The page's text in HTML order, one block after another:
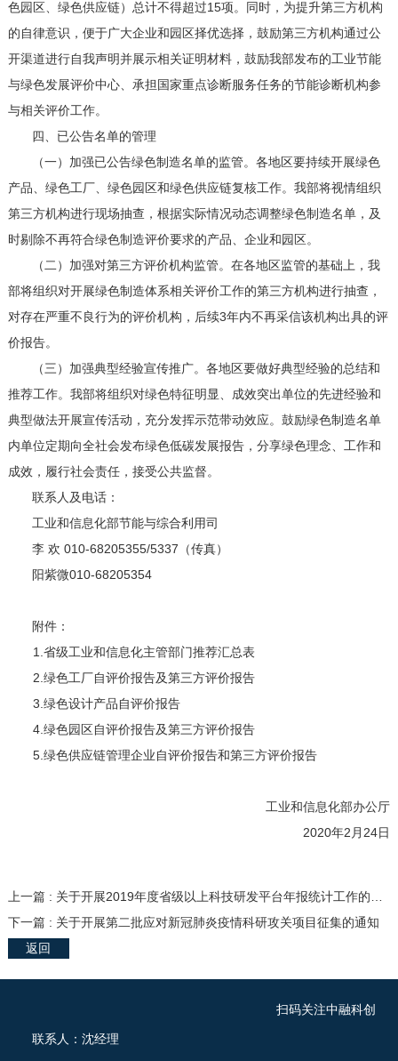
色园区、绿色供应链）总计不得超过15项。同时，为提升第三方机构
的自律意识，便于广大企业和园区择优选择，鼓励第三方机构通过公
开渠道进行自我声明并展示相关证明材料，鼓励我部发布的工业节能
与绿色发展评价中心、承担国家重点诊断服务任务的节能诊断机构参
与相关评价工作。
四、已公告名单的管理
（一）加强已公告绿色制造名单的监管。各地区要持续开展绿色
产品、绿色工厂、绿色园区和绿色供应链复核工作。我部将视情组织
第三方机构进行现场抽查，根据实际情况动态调整绿色制造名单，及
时剔除不再符合绿色制造评价要求的产品、企业和园区。
（二）加强对第三方评价机构监管。在各地区监管的基础上，我
部将组织对开展绿色制造体系相关评价工作的第三方机构进行抽查，
对存在严重不良行为的评价机构，后续3年内不再采信该机构出具的评
价报告。
（三）加强典型经验宣传推广。各地区要做好典型经验的总结和
推荐工作。我部将组织对绿色特征明显、成效突出单位的先进经验和
典型做法开展宣传活动，充分发挥示范带动效应。鼓励绿色制造名单
内单位定期向全社会发布绿色低碳发展报告，分享绿色理念、工作和
成效，履行社会责任，接受公共监督。
联系人及电话：
工业和信息化部节能与综合利用司
李 欢 010-68205355/5337（传真）
阳紫微010-68205354
附件：
1.省级工业和信息化主管部门推荐汇总表
2.绿色工厂自评价报告及第三方评价报告
3.绿色设计产品自评价报告
4.绿色园区自评价报告及第三方评价报告
5.绿色供应链管理企业自评价报告和第三方评价报告
工业和信息化部办公厅
2020年2月24日
下一篇 : 关于开展第二批应对新冠肺炎疫情科研攻关项目征集的通知
返回
联系人：沈经理
扫码关注中融科创